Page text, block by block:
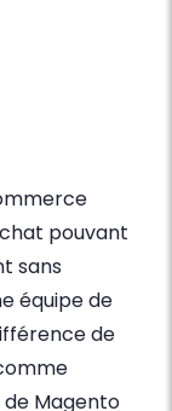
pouvant
sans
équipe de
de
Magento